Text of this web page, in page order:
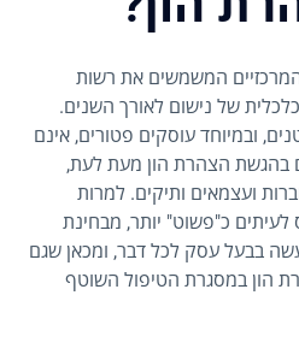
המשמשים את רשות
של נישום לאורך השנים.
ובמיוחד עוסקים פטורים, אינם
בהגשת הצהרת הון מעת לעת,
ועצמאים ותיקים. למרות
כ"פשוט" יותר, מבחינת
בבעל עסק לכל דבר, ומכאן שגם
הון במסגרת הטיפול השוטף